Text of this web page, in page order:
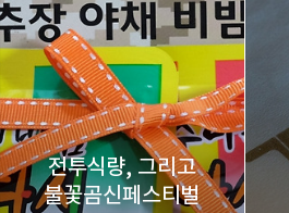
다방면의 깊은 관심과 얕은 이해도를 갖춘 보
비주류이자 진화하는 영원한 주변인.
구독하기
구독하기 카카오톡
카카오스토리 밴드
전투식량, 그리고
불꽃곰신페스티벌